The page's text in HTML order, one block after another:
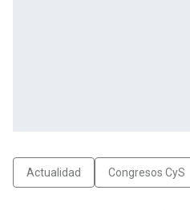
Actualidad Congresos CyS